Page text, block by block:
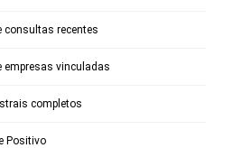
consultas recentes
empresas vinculadas
completos
Positivo